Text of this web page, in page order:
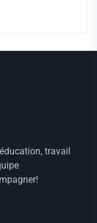
travail